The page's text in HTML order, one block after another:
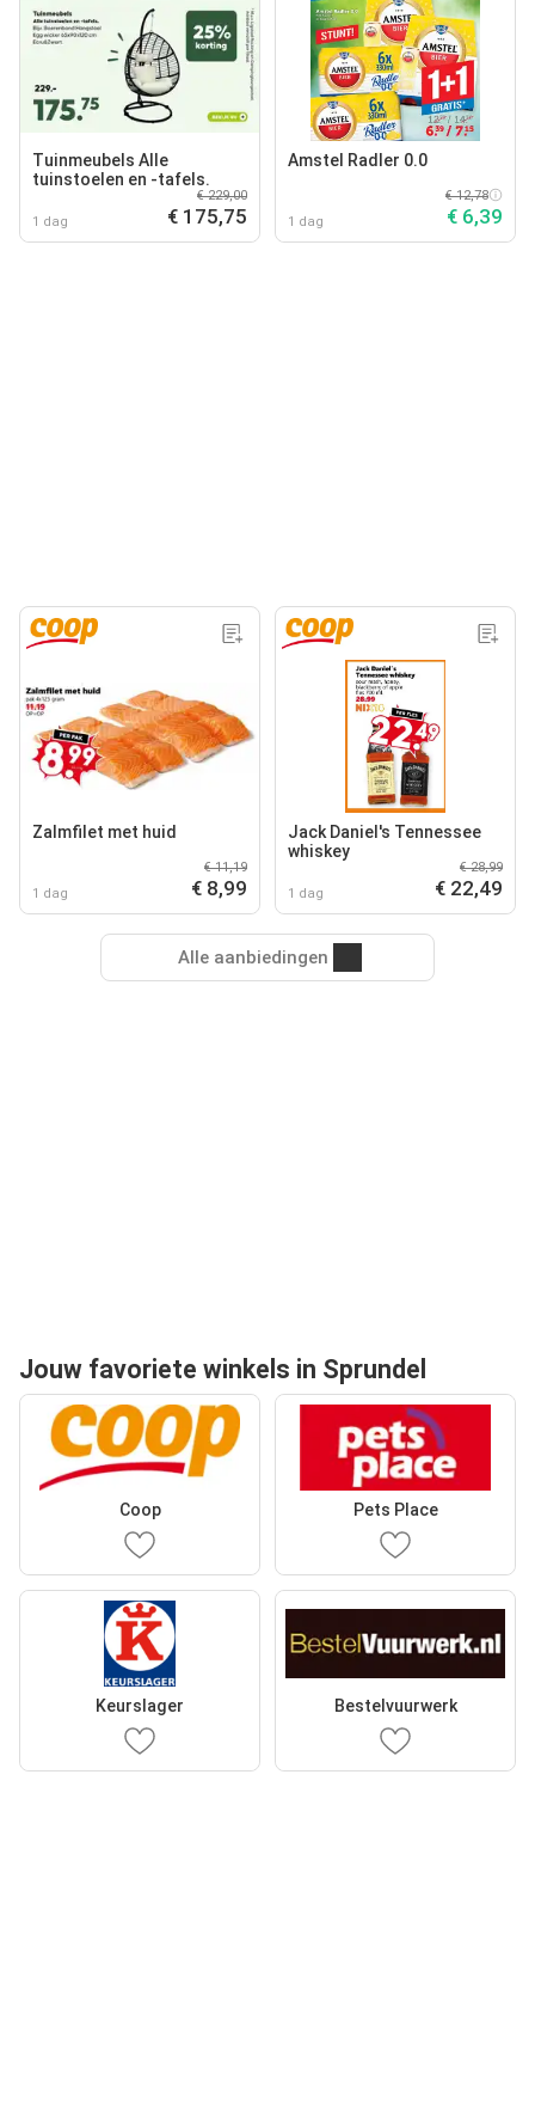
Tuinmeubels Alle
tuinstoelen en -tafels.
1 dag
€ 229,00
€ 175,75
Amstel Radler 0.0
1 dag
€ 12,78
€ 6,39
Zalmfilet met huid
1 dag
€ 11,19
€ 8,99
Jack Daniel's Tennessee
whiskey
1 dag
€ 28,99
€ 22,49
Alle aanbiedingen
Jouw favoriete winkels in Sprundel
Coop Pets Place
Keurslager Bestelvuurwerk